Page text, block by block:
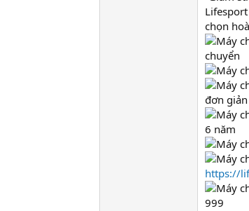
chọn
chuyển
đơn giản
6 năm
https://
999